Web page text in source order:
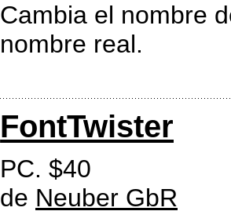
Cambia el nombre
nombre real.
FontTwister
PC. $40
de Neuber GbR